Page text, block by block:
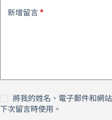
新增留言 *
將我的姓名、電子郵件和網
下次留言時使用。